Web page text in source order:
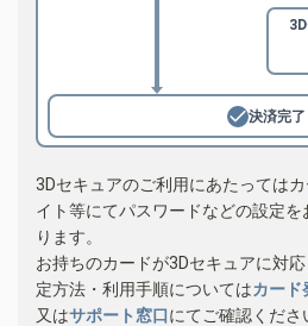
決済完了
3Dセキュアのご利用にあたっては
イト等にてパスワードなどの設定
ります。
お持ちのカードが3Dセキュアに対
定方法・利用手順についてはカード
又はサポート窓口にてご確認くださ